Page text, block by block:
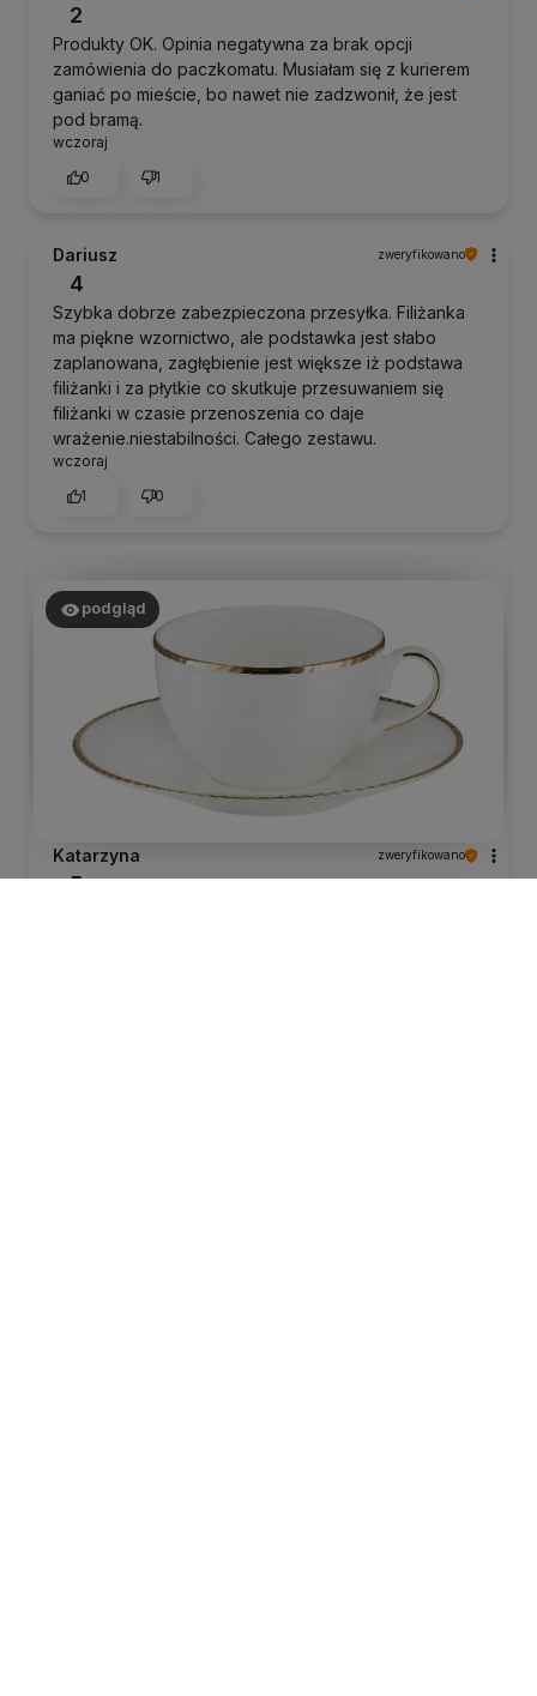
2
Produkty OK. Opinia negatywna za brak opcji
zamówienia do paczkomatu. Musiałam się z kurierem
ganiać po mieście, bo nawet nie zadzwonił, że jest
pod bramą.
wczoraj
0
1
Dariusz zweryfikowano
4
Szybka dobrze zabezpieczona przesyłka. Filiżanka
ma piękne wzornictwo, ale podstawka jest słabo
zaplanowana, zagłębienie jest większe iż podstawa
filiżanki i za płytkie co skutkuje przesuwaniem się
filiżanki w czasie przenoszenia co daje
wrażenie.niestabilności. Całego zestawu.
wczoraj
1
0
podgląd
Katarzyna zweryfikowano
5